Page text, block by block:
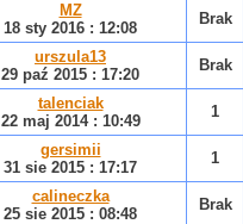
MZ
18 sty 2016 : 12:08
Brak
urszula13
29 paź 2015 : 17:20
Brak
talenciak
22 maj 2014 : 10:49
1
gersimii
31 sie 2015 : 17:17
1
calineczka
25 sie 2015 : 08:48
Brak